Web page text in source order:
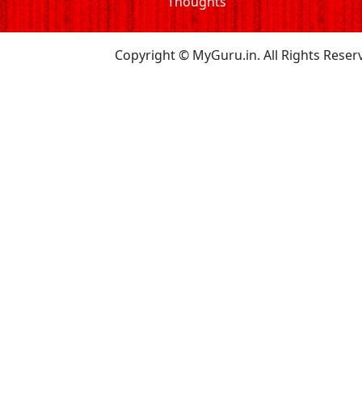
Copyright © MyGuru.in. All Rights